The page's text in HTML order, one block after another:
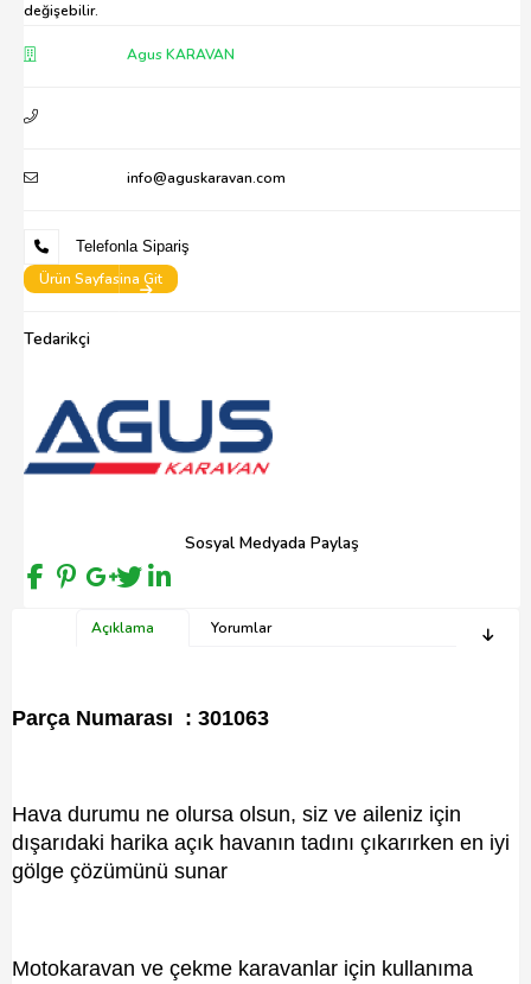
değişebilir.
Agus KARAVAN
info@aguskaravan.com
Telefonla Sipariş
Ürün Sayfasina Git
Tedarikçi
Sosyal Medyada Paylaş
Açıklama Yorumlar
Parça Numarası : 301063
Hava durumu ne olursa olsun, siz ve aileniz için
dışarıdaki harika açık havanın tadını çıkarırken en iyi
gölge çözümünü sunar
Motokaravan ve çekme karavanlar için kullanıma